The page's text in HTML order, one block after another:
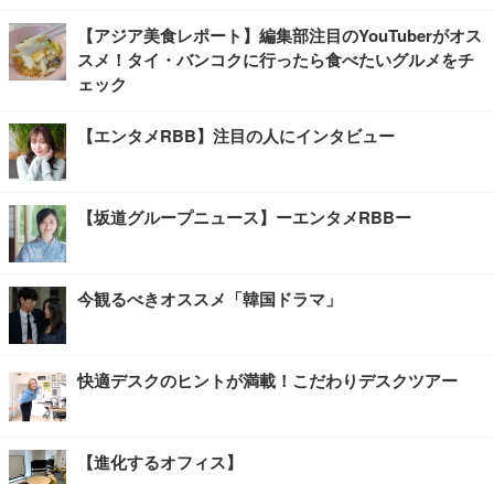
【アジア美食レポート】編集部注目のYouTuberがオス
スメ！タイ・バンコクに行ったら食べたいグルメをチ
ェック
【エンタメRBB】注目の人にインタビュー
【坂道グループニュース】ーエンタメRBBー
今観るべきオススメ「韓国ドラマ」
快適デスクのヒントが満載！こだわりデスクツアー
【進化するオフィス】